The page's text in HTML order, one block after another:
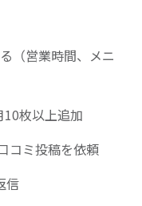
（営業時間、メニ
枚以上追加
コミ投稿を依頼
信